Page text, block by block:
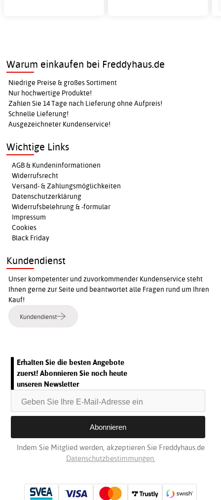
Warum einkaufen bei Freddyhaus.de
Niedrige Preise & großes Sortiment
Nur hochwertige Produkte!
Zahlen Sie 14 Tage nach Lieferung ohne Aufpreis!
Schnelle Lieferung!
Ausgezeichneter Kundenservice!
Wichtige Links
AGB & Kundeninformationen
Widerrufsrecht
Versand- & Zahlungsmöglichkeiten
Datenschutzerklärung
Widerrufsbelehrung & -formular
Impressum
Cookies
Black Friday
Kundendienst
Unser kompetenter und zuvorkommender Kundenservice steht
Ihnen gerne zur Seite und beantwortet alle Fragen rund um Ihren
Kauf!
Kundendienst
Erhalten Sie die besten Angebote
zuerst! Abonnieren Sie noch heute
unseren Newsletter
Indem Sie Mitglied werden, akzeptieren Sie Freddyhaus.de
Datenschutzbestimmungen.